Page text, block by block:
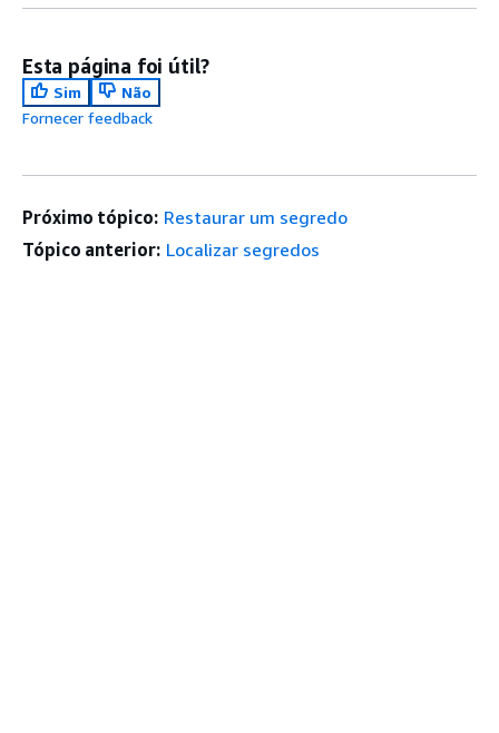
Esta página foi útil?
Sim
Não
Fornecer feedback
Próximo tópico: Restaurar um segredo
Tópico anterior: Localizar segredos